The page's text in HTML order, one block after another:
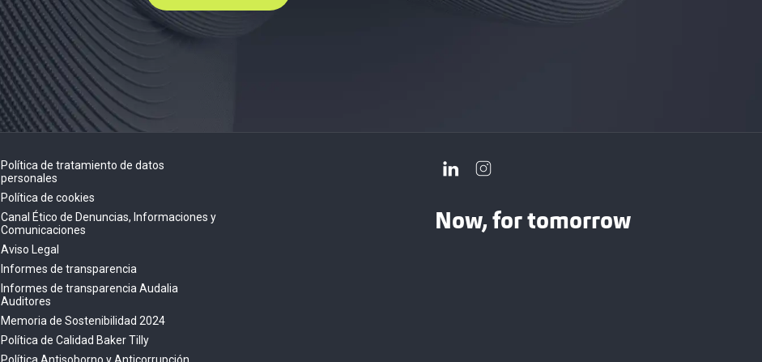
Política de tratamiento de datos
personales
Política de cookies
Canal Ético de Denuncias, Informaciones y
Comunicaciones
Aviso Legal
Informes de transparencia
Informes de transparencia Audalia
Auditores
Memoria de Sostenibilidad 2024
Política de Calidad Baker Tilly
Now, for tomorrow